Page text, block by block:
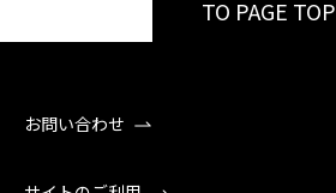
TO PAGE TOP
お問い合わせ